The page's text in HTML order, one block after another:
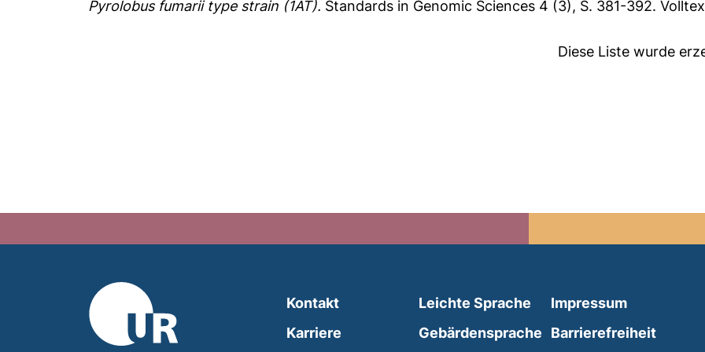
Pyrolobus fumarii type strain (1AT). Standards in Genomic Sciences 4 (3), S. 381-392.
Diese Liste wurde
Kontakt
Karriere
Leichte Sprache (external link, opens in a
Gebärdensprache (external link, opens in
Impressum
Barrierefreiheit